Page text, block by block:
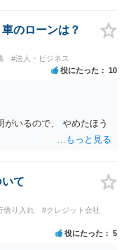
たいのであれば 連帯保証
る場合のみ 融資を受ける
のローンは？
#法人・ビジネス
役にたった 10
がいるので、 やめたほう
て
借り入れ
#クレジット会社
役にたった 5